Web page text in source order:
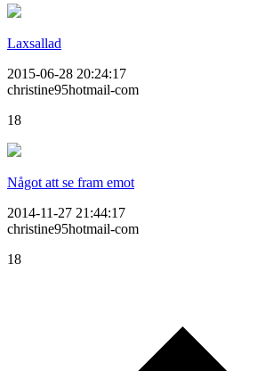
Laxsallad
2015-06-28 20:24:17
christine95hotmail-com
18
Något att se fram emot
2014-11-27 21:44:17
christine95hotmail-com
18